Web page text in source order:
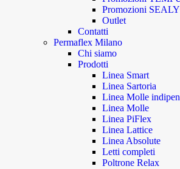
Promozioni
Outlet
Contatti
Permaflex Milano
Chi siamo
Prodotti
Linea Smart
Linea Sartoria
Linea Molle
Linea Molle
Linea PiFlex
Linea Lattice
Linea Absolute
Letti completi
Poltrone Relax